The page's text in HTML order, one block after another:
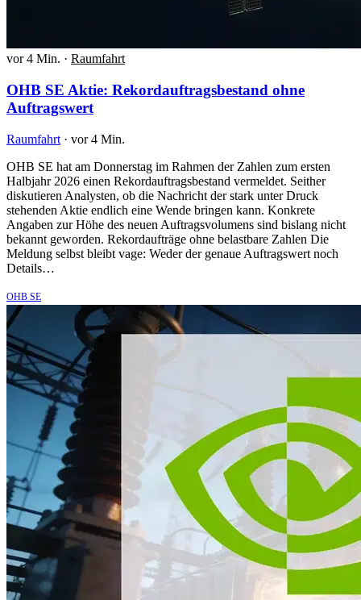
vor 4 Min. · Raumfahrt
OHB SE Aktie: Rekordauftragsbestand ohne
Auftragswert
Raumfahrt · vor 4 Min.
OHB SE hat am Donnerstag im Rahmen der Zahlen zum ersten
Halbjahr 2026 einen Rekordauftragsbestand vermeldet. Seither
diskutieren Analysten, ob die Nachricht der stark unter Druck
stehenden Aktie endlich eine Wende bringen kann. Konkrete
Angaben zur Höhe des neuen Auftragsvolumens sind bislang nicht
bekannt geworden. Rekordaufträge ohne belastbare Zahlen Die
Meldung selbst bleibt vage: Weder der genaue Auftragswert noch
Details…
OHB SE